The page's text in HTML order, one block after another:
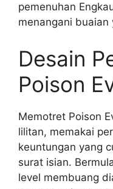
pemenuhan
menangani
Desain
Poison
Memotret Poison
lilitan, memakai
keuntungan yang
surat isian.
level membuang